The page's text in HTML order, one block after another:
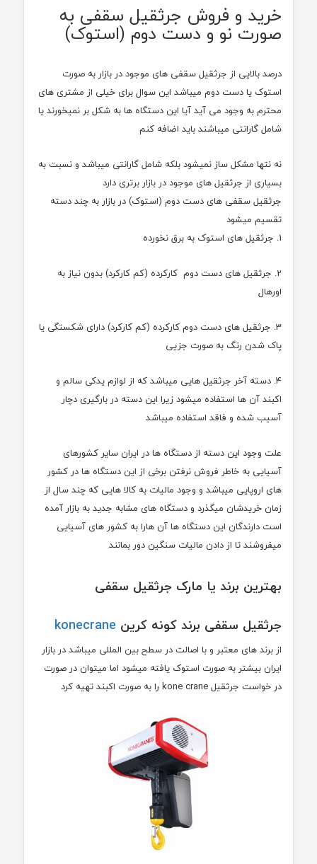
خرید و فروش جرثقیل سقفی به
صورت نو و دست دوم (استوک)
درصد بالایی از جرثقیل سقفی های موجود در بازار به صورت
استوک یا دست دوم میباشد این سوال برای خیلی از مشتری های
محترم به وجود می آید آیا این دستگاه ها به شکل بر نمیخورند یا
شامل گارانتی میباشند باید اضافه کنم
نه نتها مشکل ساز نمیشود بلکه شامل گارانتی میباشد و نسبت به
بسیاری از جرثقیل های موجود در بازار برتری دارد
جرثقیل سقفی های دست دوم (استوک) در بازار به چند دسته
تقسیم میشود
1. جرثقیل های استوک به برق نخورده
2. جرثقیل های دست دوم کارکرده (کم کارکرد) بدون نیاز به
اورهال
3. جرثقیل های دست دوم کارکرده (کم کارکرد) دارای شکستگی یا
پاک شدن رنگ به صورت جزیی
4. دسته آخر جرثقیل هایی میباشد که از لوازم یدکی سالم و
اکبند آن ها استفاده میشود زیرا این دسته در بارگیری دچار
آسیب شده و فاقد استفاده میباشد
علت وجود این دسته از دستگاه ها در ایران سایر کشورهای
آسیایی به خاطر فروش نرفتن برخی از این دستگاه ها در کشور
های اروپایی میباشد و وجود مالیات به کالا هایی که چند سال از
زمان خریدشان میگذرد و دستگاه های مشابه جدید به بازار آمده
است دارندگان این دستگاه ها آن هارا به کشور های آسیایی
میفروشند تا از دادن مالیات سنگین دور بمانند
بهترین برند یا مارک جرثقیل سقفی
جرثقیل سقفی برند کونه کرین konecrane
از برند های معتبر و با اصالت در سطح بین المللی میباشد در بازار
ایران بیشتر به صورت استوک یافته میشود اما میتوان در صورت
در خواست جرثقیل kone crane را به صورت اکبند تهیه کرد